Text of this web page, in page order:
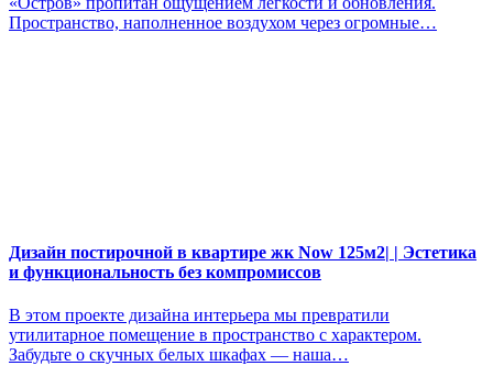
Пространство, наполненное воздухом через огромные…
Дизайн постирочной в квартире жк Now 125м2| | Эстетика
и функциональность без компромиссов
В этом проекте дизайна интерьера мы превратили
утилитарное помещение в пространство с характером.
Забудьте о скучных белых шкафах — наша…